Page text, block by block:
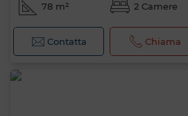
78 m² 2 Camere
Contatta Chiama